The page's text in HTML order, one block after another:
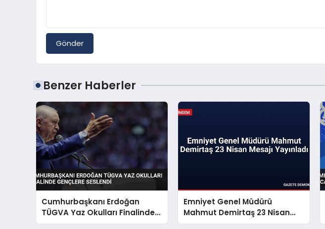
Gönder
Benzer Haberler
Cumhurbaşkanı Erdoğan
TÜGVA Yaz Okulları Finalinde
Gençlere Seslendi
Emniyet Genel Müdürü
Mahmut Demirtaş 23 Nisan
Mesajı Yayınladı